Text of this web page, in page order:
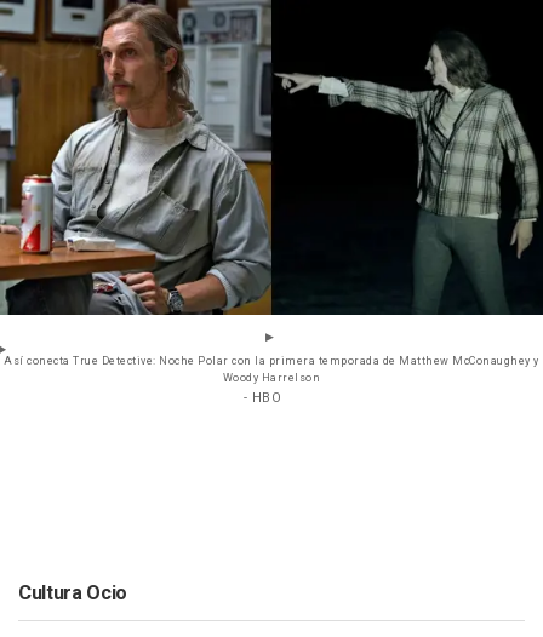
Así conecta True Detective: Noche Polar con la primera temporada de Matthew McConaughey y
Woody Harrelson
- HBO
Cultura Ocio